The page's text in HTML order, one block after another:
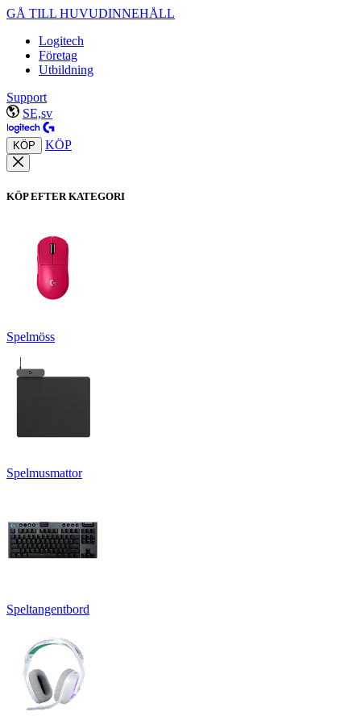
GÅ TILL HUVUDINNEHÅLL
Logitech
Företag
Utbildning
Support
SE,sv
KÖP KÖP
KÖP EFTER KATEGORI
Spelmöss
Spelmusmattor
Speltangentbord